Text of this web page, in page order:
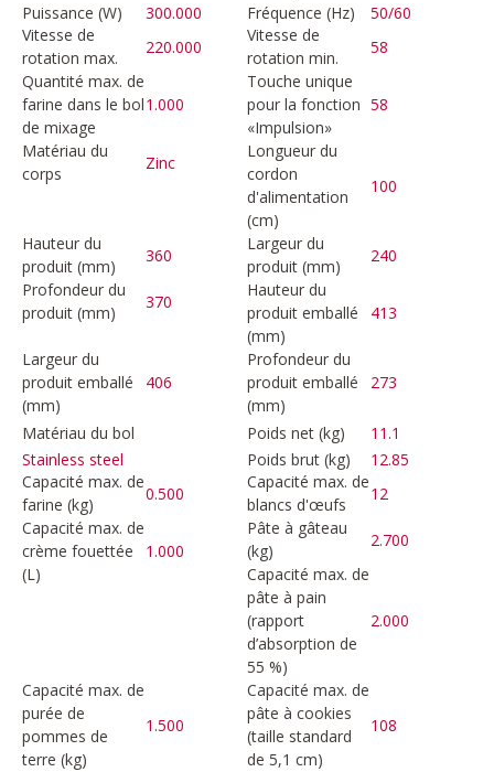
Puissance (W) 300.000 Fréquence (Hz)
50/60
Vitesse de
rotation max.
220.000
Vitesse de
rotation min.
58
Quantité max. de
farine dans le bol
de mixage
1.000
Touche unique
pour la fonction
«Impulsion»
58
Matériau du
corps
Zinc
Longueur du
cordon
d'alimentation
(cm)
100
Hauteur du
produit (mm)
360
Largeur du
produit (mm)
240
Profondeur du
produit (mm)
370
Hauteur du
produit emballé
(mm)
413
Largeur du
produit emballé
(mm)
406
Profondeur du
produit emballé
(mm)
273
Matériau du bol
Stainless steel
Poids net (kg)
11.1
Poids brut (kg)
12.85
Capacité max. de
farine (kg)
0.500
Capacité max. de
blancs d'œufs
12
Capacité max. de
crème fouettée
(L)
1.000
Pâte à gâteau
(kg)
2.700
Capacité max. de
pâte à pain
(rapport
d’absorption de
55 %)
2.000
Capacité max. de
purée de
pommes de
terre (kg)
1.500
Capacité max. de
pâte à cookies
(taille standard
de 5,1 cm)
108